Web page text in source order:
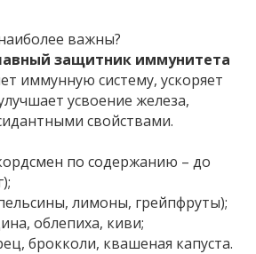
важны?
защитник иммунитета
иммунную систему, ускоряет
усвоение железа,
свойствами.
по содержанию – до
лимоны, грейпфруты);
облепиха, киви;
брокколи, квашеная капуста.